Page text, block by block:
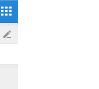
글
쓰